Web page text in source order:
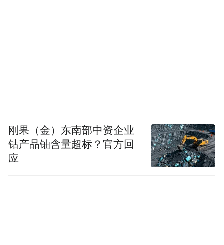
刚果（金）东南部中资企业
钴产品铀含量超标？官方回
应